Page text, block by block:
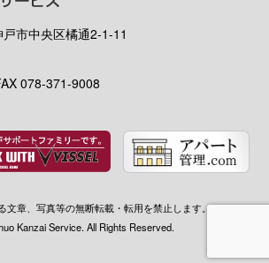
市中央区橘通2-1-11
078-371-9008
文章、写真等の無断転載・転用を禁止します。 © 2012-
Kanzai Service. All Rights Reserved.